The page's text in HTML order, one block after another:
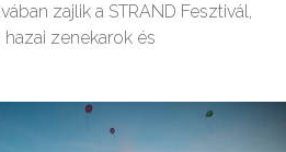
zajlik a STRAND Fesztivál,
zenekarok és